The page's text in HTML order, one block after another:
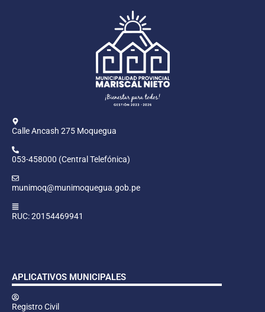
Calle Ancash 275 Moquegua
053-458000 (Central Telefónica)
munimoq@munimoquegua.gob.pe
RUC: 20154469941
APLICATIVOS MUNICIPALES
Registro Civil